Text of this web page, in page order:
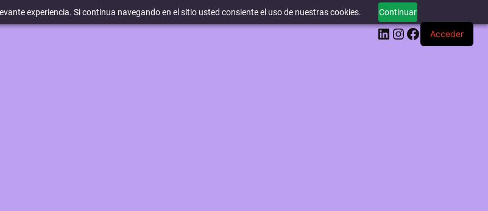
experiencia. Si continua navegando en el sitio usted consiente el uso de nuestras cookies. Continuar
LinkedIn
Instagram
Facebook
Acceder